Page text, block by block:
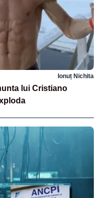
Ionuț Nichita
lui Cristiano